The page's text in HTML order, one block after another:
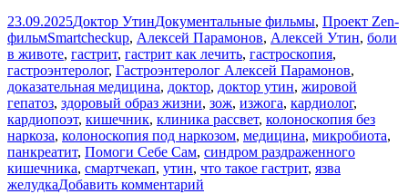
Опубликовано
23.09.2025Автор
Доктор УтинРубрики
Документальные фильмы, Проект Zen-
фильмМетки
Smartcheckup, Алексей Парамонов, Алексей Утин, боли
в животе, гастрит, гастрит как лечить, гастроскопия,
гастроэнтеролог, Гастроэнтеролог Алексей Парамонов,
доказательная медицина, доктор, доктор утин, жировой
гепатоз, здоровый образ жизни, зож, изжога, кардиолог,
кардиопоэт, кишечник, клиника рассвет, колоноскопия без
наркоза, колоноскопия под наркозом, медицина, микробиота,
панкреатит, Помоги Себе Сам, синдром раздраженного
кишечника, смартчекап, утин, что такое гастрит, язва
желудкаДобавить комментарий